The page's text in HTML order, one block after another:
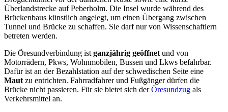
Überlandstrecke auf Peberholm. Die Insel wurde während des
Brückenbaus künstlich angelegt, um einen Übergang zwischen
Tunnel und Brücke zu schaffen. Sie darf nur von Wissenschaftlern
betreten werden.
Die Öresundverbindung ist ganzjährig geöffnet und von
Motorrädern, Pkws, Wohnmobilen, Bussen und Lkws befahrbar.
Dafür ist an der Bezahlstation auf der schwedischen Seite eine
Maut zu entrichten. Fahrradfahrer und Fußgänger dürfen die
Brücke nicht passieren. Für sie bietet sich derÖresundzug als
Verkehrsmittel an.